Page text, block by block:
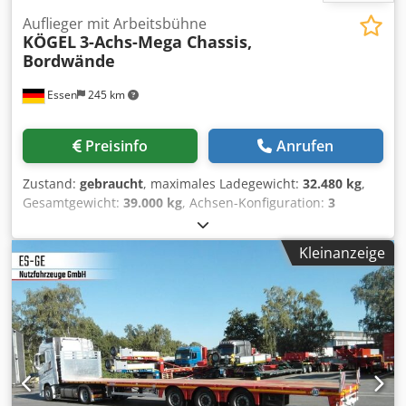
Essen 245 km
Auflieger mit Arbeitsbühne
KÖGEL3-Achs-Mega Chassis,
Bordwände
Preisinfo Anrufen
Zustand: gebraucht, maximales Ladegewicht: 32.480 kg,
Gesamtgewicht: 39.000 kg, Achsen-Konfiguration: 3
07/2023
08/2026, Ausstattung:ABS, Auszug Ausstattung Rahmen
10110.191 Regelmäßiger Leiterrahmen in Stahl-Leichtbau
mit durchgesteckten Querträgern. 10115.010 Mit
Vorsprengung des Fahrgestellrahmen 10140.010
Abdeckblech zwischen Außenrahmen und Längsträger als
Reifenschutz für die Hinterräder der Sattelzugmaschine.
10300.108 Kupplungsplatte ca. 8 mm stark, mit einem 2-
Zugsattelzapfen nach DIN 74080 / ISO 337 Fahrwerk I
17160.015 Achsliftmechanik auf Achse 1 I 18330.365 BPW-
Kleinanzeige